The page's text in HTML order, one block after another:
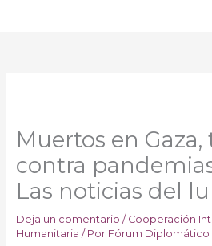
Muertos en
contra
Las noticias del
Deja un comentario / Cooperación
Humanitaria / Por Fórum Diplomático